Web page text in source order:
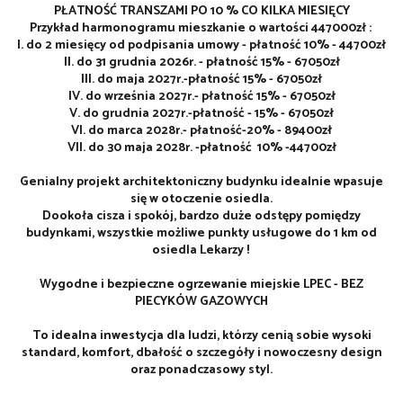
PŁATNOŚĆ TRANSZAMI PO 10 % CO KILKA MIESIĘCY
Przykład harmonogramu mieszkanie o wartości 447000zł :
I. do 2 miesięcy od podpisania umowy - płatność 10% - 44700zł
II. do 31 grudnia 2026r. - płatność 15% - 67050zł
III. do maja 2027r.-płatność 15%- 67050zł
IV. do września 2027r.- płatność 15%- 67050zł
V. do grudnia 2027r.-płatność - 15%- 67050zł
VI. do marca 2028r.- płatność-20% - 89400zł
VII. do 30 maja 2028r. -płatność 10% -44700zł
Genialny projekt architektoniczny budynku idealnie wpasuje
się w otoczenie osiedla.
Dookoła cisza i spokój, bardzo duże odstępy pomiędzy
budynkami, wszystkie możliwe punkty usługowe do 1 km od
osiedla Lekarzy !
Wygodne i bezpieczne ogrzewanie miejskie LPEC - BEZ
PIECYKÓW GAZOWYCH
To idealna inwestycja dla ludzi, którzy cenią sobie wysoki
standard, komfort, dbałość o szczegóły i nowoczesny design
oraz ponadczasowy styl.